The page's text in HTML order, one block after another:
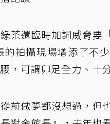
茶還臨時加詞威脅要
拍攝現場增添了不
，可謂卯足全力、十
前做夢都沒想過，但